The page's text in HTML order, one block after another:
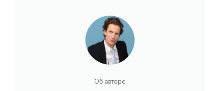
Об авторе